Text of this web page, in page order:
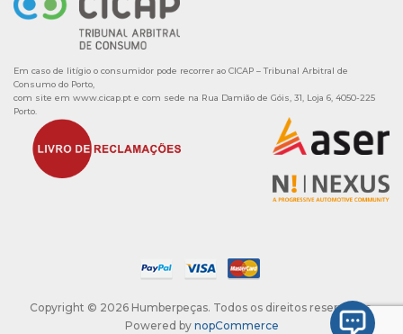
Em caso de litígio o consumidor pode recorrer ao CICAP – Tribunal Arbitral de
Consumo do Porto,
com site em www.cicap.pt e com sede na Rua Damião de Góis, 31, Loja 6, 4050-225
Porto.
Copyright © 2026 Humberpeças. Todos os direitos reservados.
Powered by nopCommerce